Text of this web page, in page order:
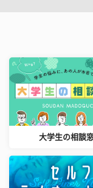
大学生の相談